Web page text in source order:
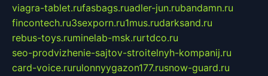
viagra-tablet.rufasbags.ruadler-jun.rubandamn.ru
fincontech.ru3sexporn.ru1mus.rudarksand.ru
rebus-toys.ruminelab-msk.rurtdco.ru
seo-prodvizhenie-sajtov-stroitelnyh-kompanij.ru
card-voice.rurulonnyygazon177.rusnow-guard.ru